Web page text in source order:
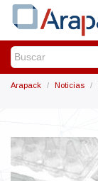
Arapack Noticias